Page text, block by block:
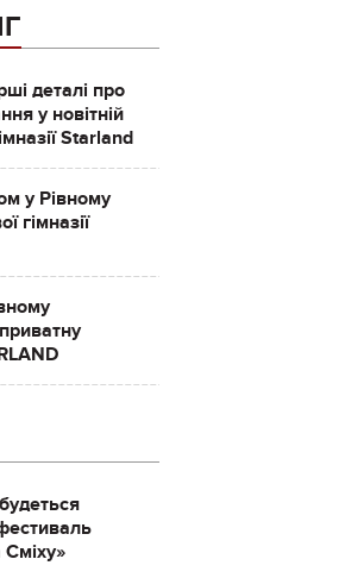
деталі про
у новітній
Starland
у Рівному
гімназії
Сміху»